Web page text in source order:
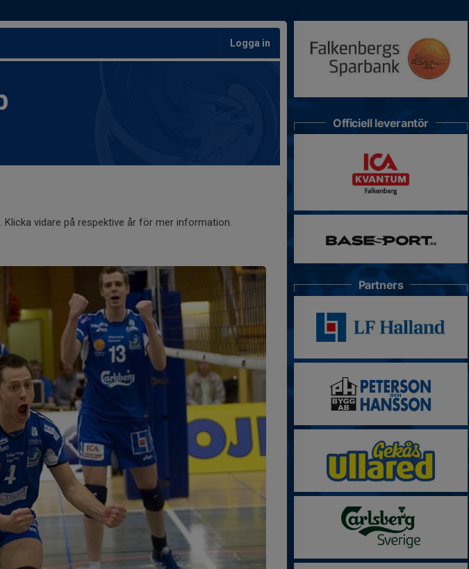
Logga in
vidare på respektive år för mer information.
Officiell leverantör
Partners